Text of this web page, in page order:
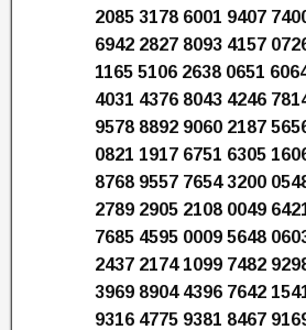
2085 3178 6001 9407
6942 2827 8093 4157
1165 5106 2638 0651
4031 4376 8043 4246
9578 8892 9060 2187
0821 1917 6751 6305
8768 9557 7654 3200
2789 2905 2108 0049
7685 4595 0009 5648
2437 2174 1099 7482
3969 8904 4396 7642
9316 4775 9381 8467